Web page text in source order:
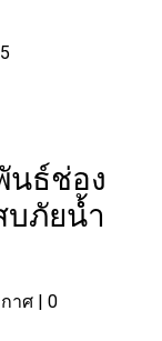
นธ์ช่อง
บภัยน้ำ
าศ | 0